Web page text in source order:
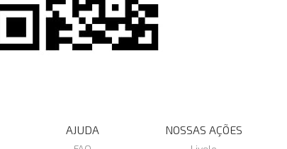
AJUDA NOSSAS AÇÕES